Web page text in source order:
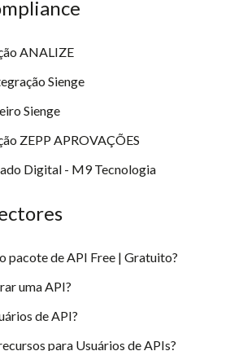
ANALIZE
Sienge
Sienge
ZEPP APROVAÇÕES
Digital - M9 Tecnologia
pacote de API Free | Gratuito?
uma API?
de API?
para Usuários de APIs?